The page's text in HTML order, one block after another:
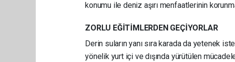
konumu ile deniz aşırı menfaatlerinin
ZORLU EĞİTİMLERDEN GEÇİYORLAR
Derin suların yanı sıra karada da yetenek
yönelik yurt içi ve dışında yürütülen